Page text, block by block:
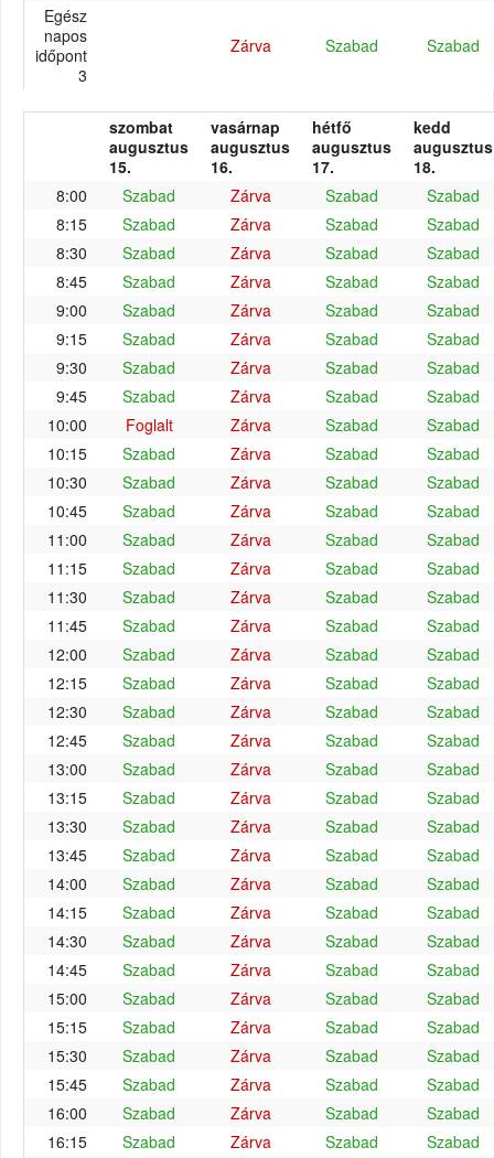
Egész
napos
időpont
3
Zárva Szabad Szabad
szombat
augusztus
15.
vasárnap
augusztus
16.
hétfő
augusztus
17.
kedd
augusztus
18.
8:00
Szabad Zárva Szabad
Szabad
8:15
Szabad Zárva Szabad
Szabad
8:30
Szabad Zárva Szabad
Szabad
8:45
Szabad Zárva Szabad
Szabad
9:00
Szabad Zárva Szabad
Szabad
9:15
Szabad Zárva Szabad
Szabad
9:30
Szabad Zárva Szabad
Szabad
9:45
Szabad Zárva Szabad
Szabad
10:00
Foglalt Zárva Szabad
Szabad
10:15
Szabad Zárva Szabad
Szabad
10:30
Szabad Zárva Szabad
Szabad
10:45
Szabad Zárva Szabad
Szabad
11:00
Szabad Zárva Szabad
Szabad
11:15
Szabad Zárva Szabad
Szabad
11:30
Szabad Zárva Szabad
Szabad
11:45
Szabad Zárva Szabad
Szabad
12:00
Szabad Zárva Szabad
Szabad
12:15
Szabad Zárva Szabad
Szabad
12:30
Szabad Zárva Szabad
Szabad
12:45
Szabad Zárva Szabad
Szabad
13:00
Szabad Zárva Szabad
Szabad
13:15
Szabad Zárva Szabad
Szabad
13:30
Szabad Zárva Szabad
Szabad
13:45
Szabad Zárva Szabad
Szabad
14:00
Szabad Zárva Szabad
Szabad
14:15
Szabad Zárva Szabad
Szabad
14:30
Szabad Zárva Szabad
Szabad
14:45
Szabad Zárva Szabad
Szabad
15:00
Szabad Zárva Szabad
Szabad
15:15
Szabad Zárva Szabad
Szabad
15:30
Szabad Zárva Szabad
Szabad
15:45
Szabad Zárva Szabad
Szabad
16:00
Szabad Zárva Szabad
Szabad
16:15
Szabad Zárva Szabad Szabad